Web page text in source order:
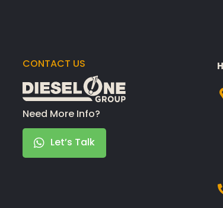
CONTACT US
Need More Info?
Let’s Talk